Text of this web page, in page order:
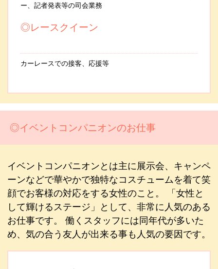
ー、記者発表等の司会業務
◎レースクイーン
カーレースでの接客、応援等
◎イベントコンパニオンのお仕事
イベントコンパニオンとは主に展示会、キャンペ
ーンなどで華やかで独特なコスチュームを着て笑
顔でお客様の対応をする女性のこと。 「女性と
して輝けるステージ」として、非常に人気のある
お仕事です。 働くスタッフには同年代が多いた
め、気の合う友人が出来る事も人気の要因です。